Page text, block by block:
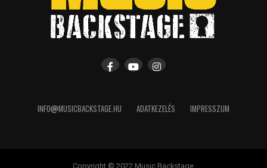
INFO MUSICBACKSTAGE.HU ADATKEZELÉS IMPRESSZUM
Copyright © 2022 Music Backstage